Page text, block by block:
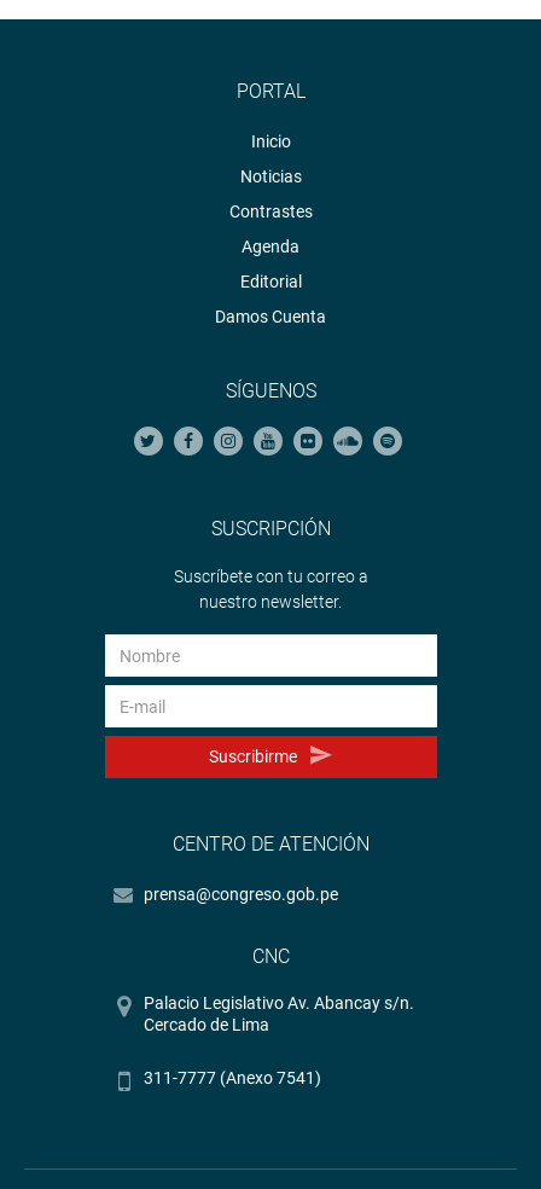
PORTAL
Inicio
Noticias
Contrastes
Agenda
Editorial
Damos Cuenta
SÍGUENOS
SUSCRIPCIÓN
Suscríbete con tu correo a
nuestro newsletter.
Suscribirme
CENTRO DE ATENCIÓN
prensa@congreso.gob.pe
CNC
Palacio Legislativo Av. Abancay s/n.
Cercado de Lima
311-7777 (Anexo 7541)